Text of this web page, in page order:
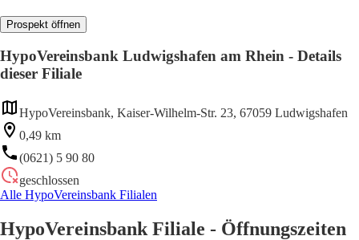
Prospekt öffnen
HypoVereinsbank Ludwigshafen am Rhein - Details
dieser Filiale
HypoVereinsbank, Kaiser-Wilhelm-Str. 23, 67059 Ludwigshafen
0,49 km
(0621) 5 90 80
geschlossen
Alle HypoVereinsbank Filialen
HypoVereinsbank Filiale - Öffnungszeiten